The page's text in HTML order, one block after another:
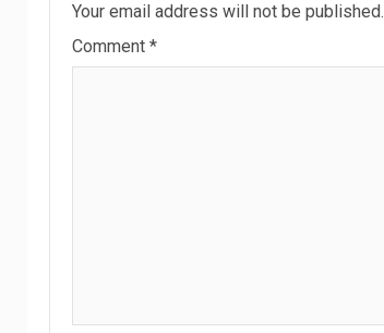
Your email address will not be published.
Comment *